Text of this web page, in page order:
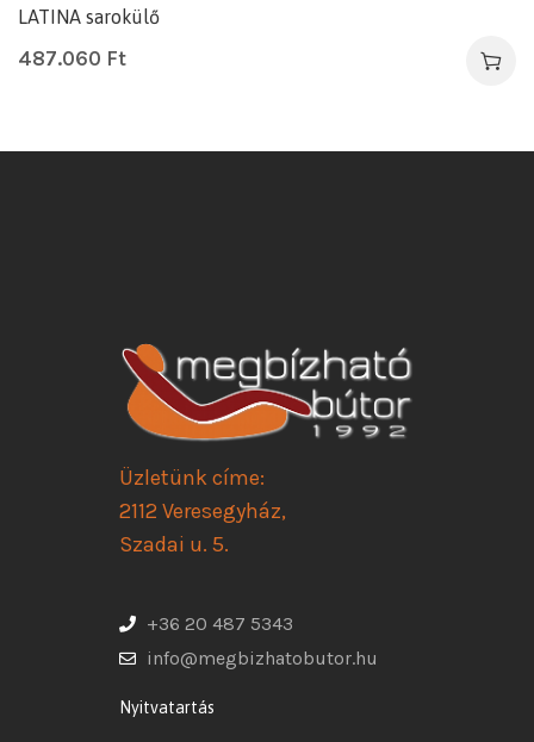
LATINA sarokülő
487.060 Ft
Üzletünk címe:
2112 Veresegyház,
Szadai u. 5.
+36 20 487 5343
info@megbizhatobutor.hu
Nyitvatartás